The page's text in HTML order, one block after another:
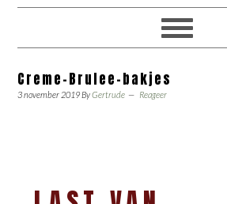
Creme-Brulee-bakjes
3 november 2019ByGertrude Reageer